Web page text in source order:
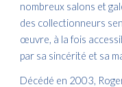
nombreux salons et
des collectionneurs
œuvre, à la fois
par sa sincérité et sa
Décédé en 2003,